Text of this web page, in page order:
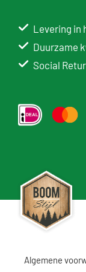
Levering in
Duurzame
Social
Algemene